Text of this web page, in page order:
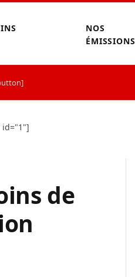
NOS
ÉMISSIONS
id="1"]
de